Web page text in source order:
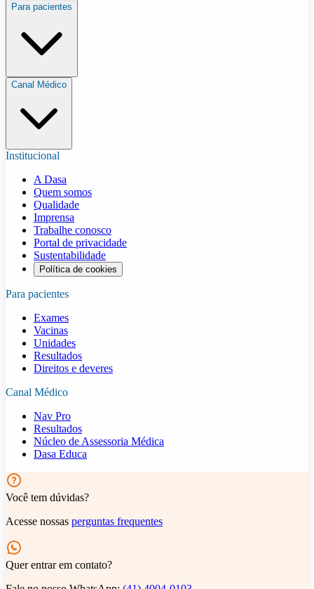
Para pacientes
Canal Médico
Institucional
A Dasa
Quem somos
Qualidade
Imprensa
Trabalhe conosco
Portal de privacidade
Sustentabilidade
Política de cookies
Para pacientes
Exames
Vacinas
Unidades
Resultados
Direitos e deveres
Canal Médico
Nav Pro
Resultados
Núcleo de Assessoria Médica
Dasa Educa
Você tem dúvidas?
Acesse nossas perguntas frequentes
Quer entrar em contato?